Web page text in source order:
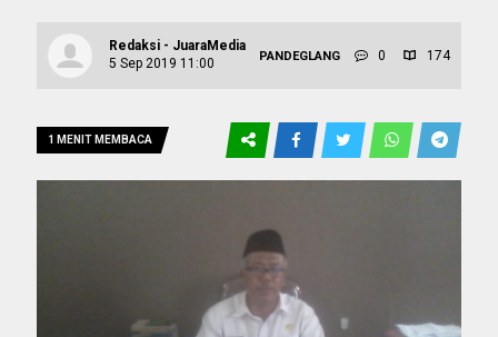
Redaksi - JuaraMedia
5 Sep 2019 11:00
PANDEGLANG 0 174
1 MENIT MEMBACA